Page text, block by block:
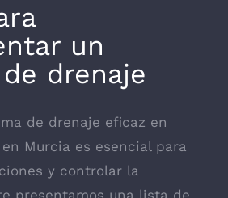
un
drenaje
de drenaje eficaz en
Murcia es esencial para
y controlar la